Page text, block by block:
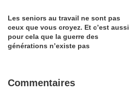
Les seniors au travail ne sont pas
ceux que vous croyez. Et c’est aussi
pour cela que la guerre des
générations n’existe pas
Commentaires